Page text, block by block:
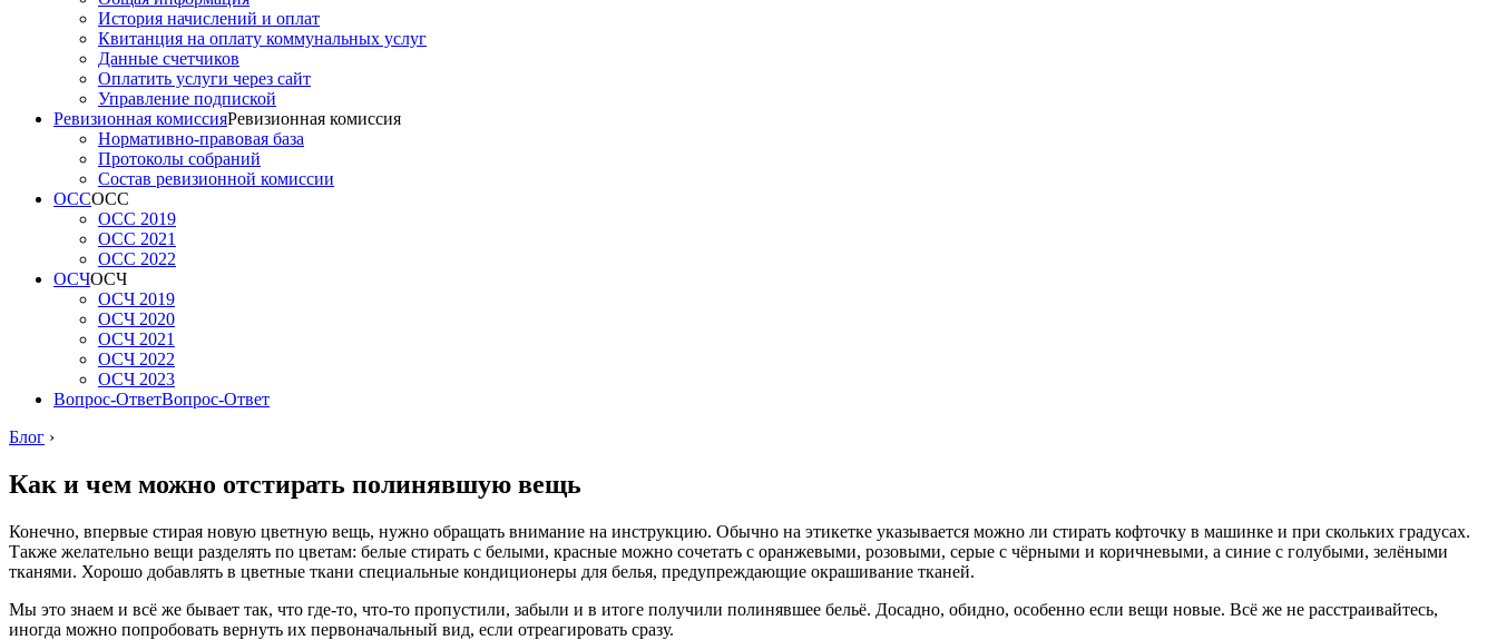
История начислений и оплат
Квитанция на оплату коммунальных услуг
Данные счетчиков
Оплатить услуги через сайт
Управление подпиской
Ревизионная комиссияРевизионная комиссия
Нормативно-правовая база
Протоколы собраний
Состав ревизионной комиссии
ОССОСС
ОСС 2019
ОСС 2021
ОСС 2022
ОСЧОСЧ
ОСЧ 2019
ОСЧ 2020
ОСЧ 2021
ОСЧ 2022
ОСЧ 2023
Вопрос-ОтветВопрос-Ответ
Блог ›
Как и чем можно отстирать полинявшую вещь
Конечно, впервые стирая новую цветную вещь, нужно обращать внимание на инструкцию. Обычно на этикетке указывается можно ли стирать кофточку в машинке и при скольких градусах.
Также желательно вещи разделять по цветам: белые стирать с белыми, красные можно сочетать с оранжевыми, розовыми, серые с чёрными и коричневыми, а синие с голубыми, зелёными
тканями. Хорошо добавлять в цветные ткани специальные кондиционеры для белья, предупреждающие окрашивание тканей.
Мы это знаем и всё же бывает так, что где-то, что-то пропустили, забыли и в итоге получили полинявшее бельё. Досадно, обидно, особенно если вещи новые. Всё же не расстраивайтесь,
иногда можно попробовать вернуть их первоначальный вид, если отреагировать сразу.